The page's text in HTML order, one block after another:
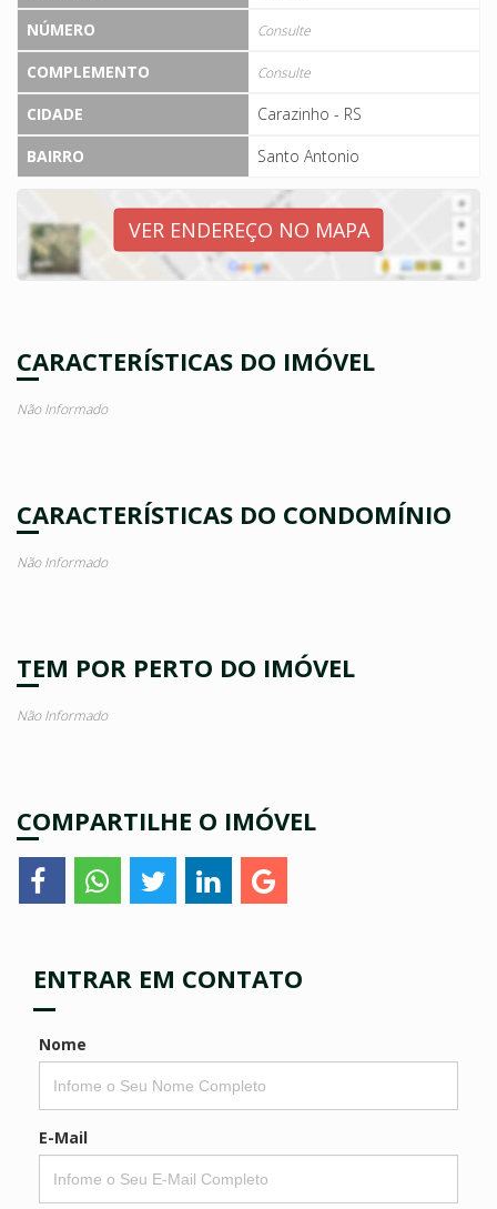
NÚMERO Consulte
COMPLEMENTO Consulte
CIDADE
Carazinho - RS
BAIRRO
Santo Antonio
VER ENDEREÇO NO MAPA
CARACTERÍSTICAS DO IMÓVEL
Não Informado
CARACTERÍSTICAS DO CONDOMÍNIO
Não Informado
TEM POR PERTO DO IMÓVEL
Não Informado
COMPARTILHE O IMÓVEL
ENTRAR EM CONTATO
Nome
E-Mail